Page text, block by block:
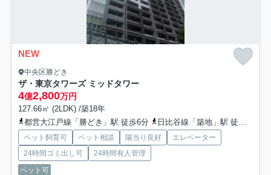
NEW
中央区勝どき
ザ・東京タワーズ ミッドタワー
4億2,800万円
127.66㎡ (2LDK) /築18年
都営大江戸線「勝どき」駅 徒歩6分
日比谷線「築地」駅 徒歩24分
ペット飼育可 ペット相談 陽当り良好
エレベーター
24時間ゴミ出し可
24時間有人管理
ペット可